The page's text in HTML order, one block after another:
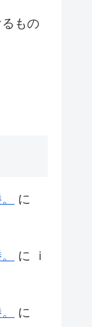
るもの
に
に
ｉ
に